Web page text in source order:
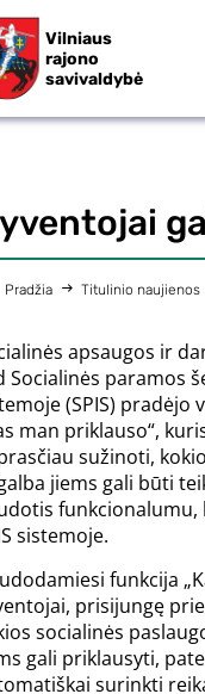
Vilniaus
rajono
savivaldybė
Pradžia Titulinio naujienos
apsaugos ir
Socialinės paramos
(SPIS) pradėjo
man priklauso“,
sužinoti,
jiems gali būti
sistemoje.
funkcija
prisijungę
socialinės
gali priklausyti,
surinkti